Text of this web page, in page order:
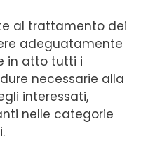
al trattamento dei
adeguatamente
in atto tutti i
necessarie alla
interessati,
nelle categorie